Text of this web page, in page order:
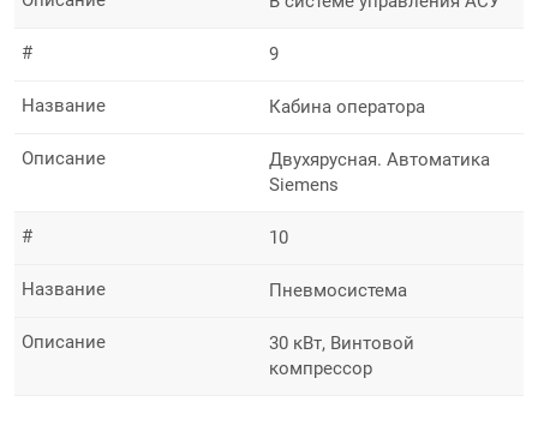
9
#
Кабина оператора
Название
Двухярусная. Автоматика
Siemens
Описание
10
#
Пневмосистема
Название
30 кВт, Винтовой
компрессор
Описание